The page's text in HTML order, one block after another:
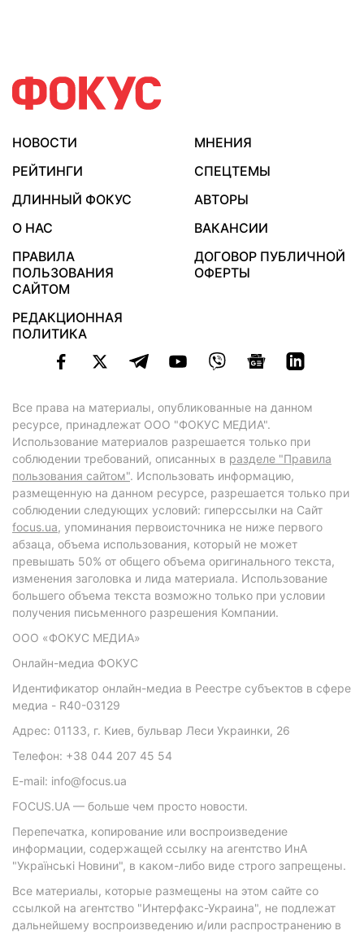
НОВОСТИ
МНЕНИЯ
РЕЙТИНГИ
СПЕЦТЕМЫ
ДЛИННЫЙ ФОКУС
АВТОРЫ
О НАС
ВАКАНСИИ
ПРАВИЛА
ПОЛЬЗОВАНИЯ
САЙТОМ
ДОГОВОР ПУБЛИЧНОЙ
ОФЕРТЫ
РЕДАКЦИОННАЯ
ПОЛИТИКА
Все права на материалы, опубликованные на данном
ресурсе, принадлежат ООО "ФОКУС МЕДИА".
Использование материалов разрешается только при
соблюдении требований, описанных в разделе "Правила
пользования сайтом". Использовать информацию,
размещенную на данном ресурсе, разрешается только при
соблюдении следующих условий: гиперссылки на Сайт
focus.ua, упоминания первоисточника не ниже первого
абзаца, объема использования, который не может
превышать 50% от общего объема оригинального текста,
изменения заголовка и лида материала. Использование
большего объема текста возможно только при условии
получения письменного разрешения Компании.
ООО «ФОКУС МЕДИА»
Онлайн-медиа ФОКУС
Идентификатор онлайн-медиа в Реестре субъектов в сфере
медиа - R40-03129
Адрес: 01133, г. Киев, бульвар Леси Украинки, 26
Телефон: +38 044 207 45 54
E-mail: info@focus.ua
FOCUS.UA — больше чем просто новости.
Перепечатка, копирование или воспроизведение
информации, содержащей ссылку на агентство ИнА
"Українські Новини", в каком-либо виде строго запрещены.
Все материалы, которые размещены на этом сайте со
ссылкой на агентство "Интерфакс-Украина", не подлежат
дальнейшему воспроизведению и/или распространению в